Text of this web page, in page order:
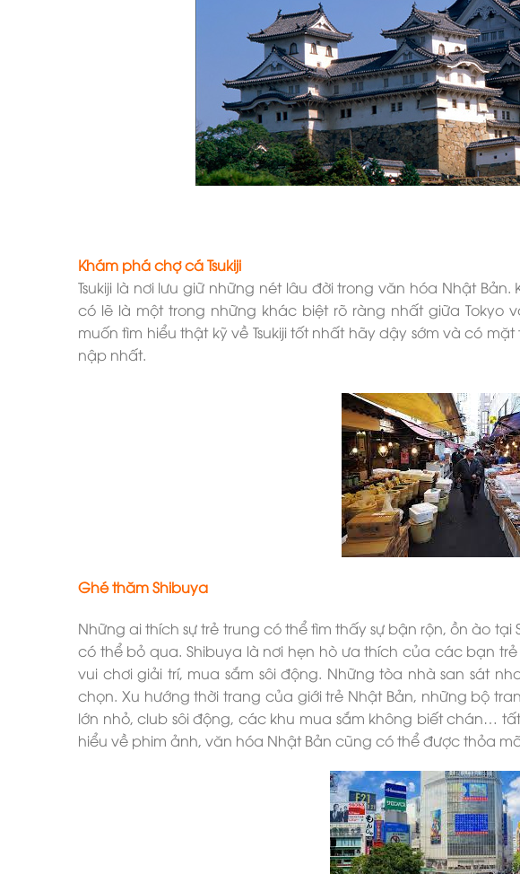
Khám phá chợ cá Tsukiji
Tsukiji là nơi lưu giữ những nét lâu đời trong văn hóa Nhật
có lẽ là một trong những khác biệt rõ ràng nhất giữa Tokyo
muốn tìm hiểu thật kỹ về Tsukiji tốt nhất hãy dậy sớm và có
nập nhất.
Ghé thăm Shibuya
Những ai thích sự trẻ trung có thể tìm thấy sự bận rộn, ồn ào
có thể bỏ qua. Shibuya là nơi hẹn hò ưa thích của các bạn
vui chơi giải trí, mua sắm sôi động. Những tòa nhà san sát
chọn. Xu hướng thời trang của giới trẻ Nhật Bản, những bộ
lớn nhỏ, club sôi động, các khu mua sắm không biết chán…
hiểu về phim ảnh, văn hóa Nhật Bản cũng có thể được thỏa